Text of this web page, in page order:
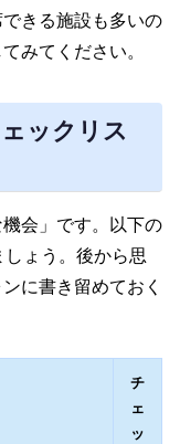
きる施設も多いの
みてください。
ックリス
会」です。以下の
ょう。後から思
に書き留めておく
チ
ェ
ッ